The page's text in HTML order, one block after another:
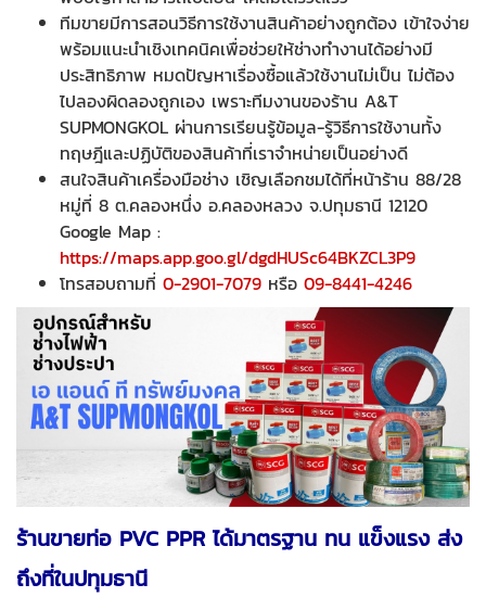
ทีมขายมีการสอนวิธีการใช้งานสินค้าอย่างถูกต้อง เข้าใจง่าย
พร้อมแนะนำเชิงเทคนิคเพื่อช่วยให้ช่างทำงานได้อย่างมี
ประสิทธิภาพ หมดปัญหาเรื่องซื้อแล้วใช้งานไม่เป็น ไม่ต้อง
ไปลองผิดลองถูกเอง เพราะทีมงานของร้าน A&T
SUPMONGKOL ผ่านการเรียนรู้ข้อมูล-รู้วิธีการใช้งานทั้ง
ทฤษฎีและปฏิบัติของสินค้าที่เราจำหน่ายเป็นอย่างดี
สนใจสินค้าเครื่องมือช่าง เชิญเลือกชมได้ที่หน้าร้าน 88/28
หมู่ที่ 8 ต.คลองหนึ่ง อ.คลองหลวง จ.ปทุมธานี 12120
Google Map :
https://maps.app.goo.gl/dgdHUSc64BKZCL3P9
โทรสอบถามที่ 0-2901-7079 หรือ 09-8441-4246
ร้านขายท่อ PVC PPRได้มาตรฐาน ทน แข็งแรง ส่ง
ถึงที่ในปทุมธานี